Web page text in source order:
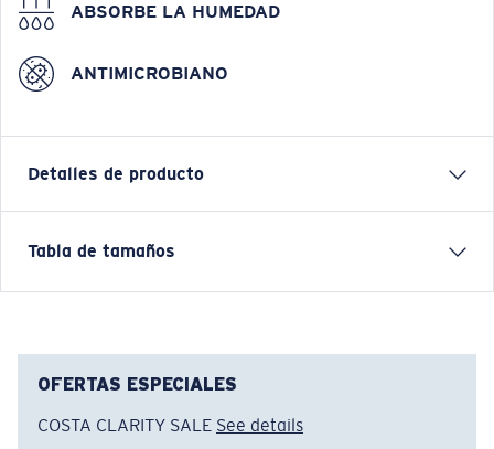
ABSORBE LA HUMEDAD
ANTIMICROBIANO
Detalles de producto
CAMISETA TÉCNICA DE MANGA LARGA
Nombre del modelo:Technical
Tamaño:M
Tabla de tamaños
OFERTAS ESPECIALES
COSTA CLARITY SALE See details